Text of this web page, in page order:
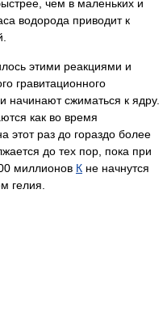
чем в маленьких и
водорода приводит к
этими реакциями и
гравитационного
начинают сжиматься к ядру.
как во время
этот раз до гораздо более
до тех пор, пока при
миллионов К не начнутся
гелия.